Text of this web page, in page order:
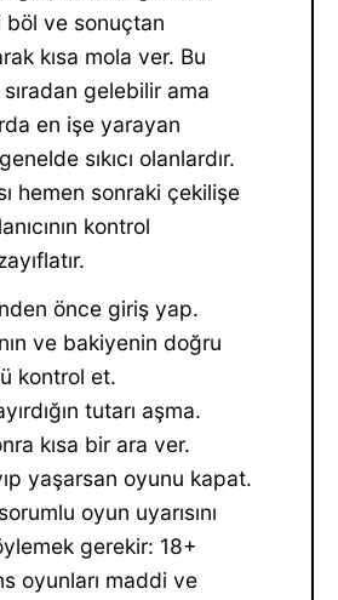
ve sonuçtan
kısa mola ver. Bu
gelebilir ama
en işe yarayan
sıkıcı olanlardır.
hemen sonraki çekilişe
kontrol
önce giriş yap.
ve bakiyenin doğru
kontrol et.
tutarı aşma.
kısa bir ara ver.
yaşarsan oyunu kapat.
oyun uyarısını
gerekir: 18+
oyunları maddi ve